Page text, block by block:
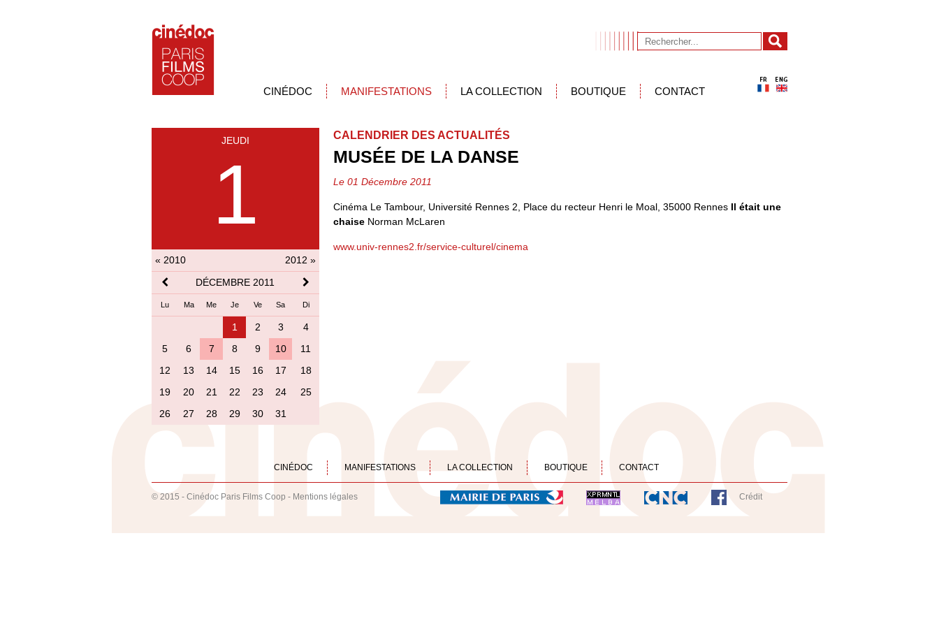
CINÉDOC MANIFESTATIONS LA COLLECTION BOUTIQUE CONTACT
JEUDI
1
« 2010
2012 »
DÉCEMBRE 2011
Lu Ma Me Je Ve Sa Di
1 2 3
4
5
6 7 8 9 10
11
12
13 14 15 16 17
18
19
20 21 22 23 24
25
26
27 28 29 30 31
CALENDRIER DES ACTUALITÉS
MUSÉE DE LA DANSE
Le 01 Décembre 2011
Cinéma Le Tambour, Université Rennes 2, Place du recteur Henri le Moal, 35000 Rennes Il était une
chaise Norman McLaren
www.univ-rennes2.fr/service-culturel/cinema
CINÉDOC MANIFESTATIONS LA COLLECTION BOUTIQUE CONTACT
© 2015 - Cinédoc Paris Films Coop - Mentions légales Crédit